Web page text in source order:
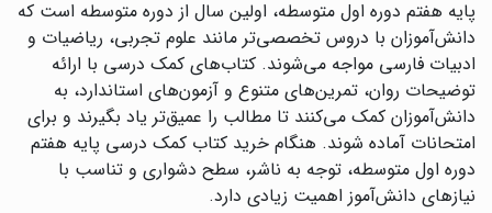
پایه هفتم دوره اول متوسطه، اولین سال از دوره متوسطه است که
دانش‌آموزان با دروس تخصصی‌تر مانند علوم تجربی، ریاضیات و
ادبیات فارسی مواجه می‌شوند. کتاب‌های کمک درسی با ارائه
توضیحات روان، تمرین‌های متنوع و آزمون‌های استاندارد، به
دانش‌آموزان کمک می‌کنند تا مطالب را عمیق‌تر یاد بگیرند و برای
امتحانات آماده شوند. هنگام خرید کتاب کمک درسی پایه هفتم
دوره اول متوسطه، توجه به ناشر، سطح دشواری و تناسب با
نیازهای دانش‌آموز اهمیت زیادی دارد.